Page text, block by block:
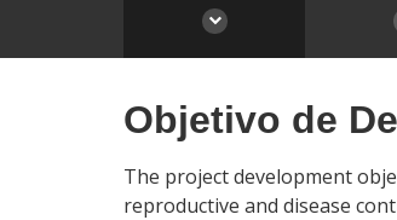
Objetivo de
The project development
reproductive and disease